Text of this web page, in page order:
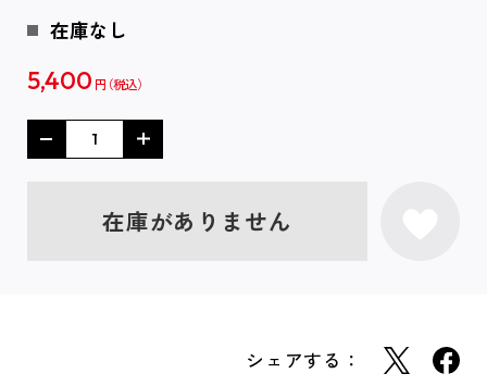
在庫なし
5,400 円
在庫がありません
シェアする：